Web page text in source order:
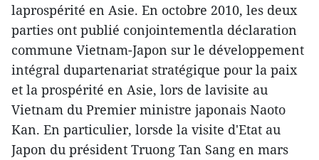
laprospérité en Asie. En octobre 2010, les deux
parties ont publié conjointementla déclaration
commune Vietnam-Japon sur le développement
intégral dupartenariat stratégique pour la paix
et la prospérité en Asie, lors de lavisite au
Vietnam du Premier ministre japonais Naoto
Kan. En particulier, lorsde la visite d'Etat au
Japon du président Truong Tan Sang en mars